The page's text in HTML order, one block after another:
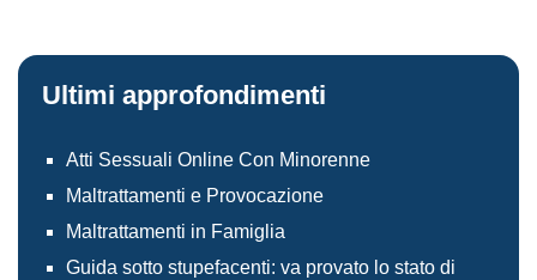
Ultimi approfondimenti
Atti Sessuali Online Con Minorenne
Maltrattamenti e Provocazione
Maltrattamenti in Famiglia
Guida sotto stupefacenti: va provato lo stato di